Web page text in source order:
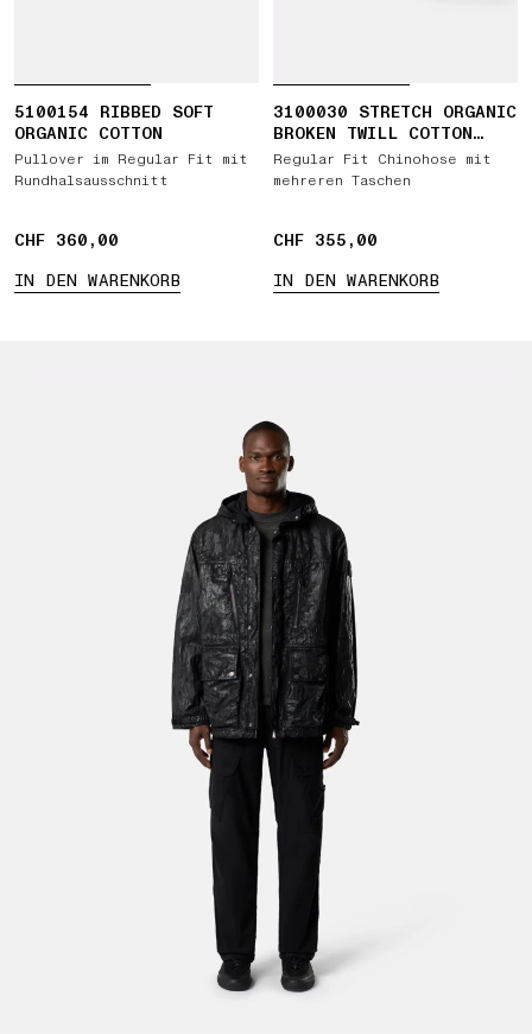
5100154 RIBBED SOFT
ORGANIC COTTON
Pullover im Regular Fit mit
Rundhalsausschnitt
CHF 360,00
CHF 360,00
IN DEN WARENKORB
3100030 STRETCH ORGANIC
BROKEN TWILL COTTON
'OLD' EFFECT
Regular Fit Chinohose mit
mehreren Taschen
CHF 355,00
CHF 355,00
IN DEN WARENKORB